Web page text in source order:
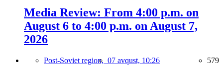
Media Review: From 4:00 p.m. on
August 6 to 4:00 p.m. on August 7,
2026
Post-Soviet region, 07 avqust, 10:26 579